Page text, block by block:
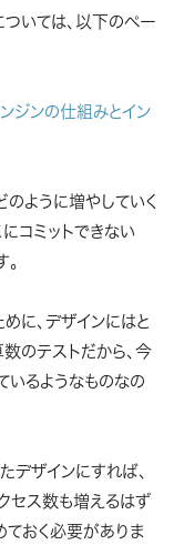
いては、以下のペー
ンの仕組みとイン
ように増やしていく
コミットできない
に、デザインにはと
数のテストだから、今
いるようなものなの
デザインにすれば、
セス数も増えるはず
ておく必要がありま